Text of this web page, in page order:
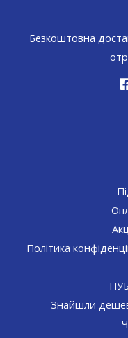
Безкоштовна
Політика
Знайшли